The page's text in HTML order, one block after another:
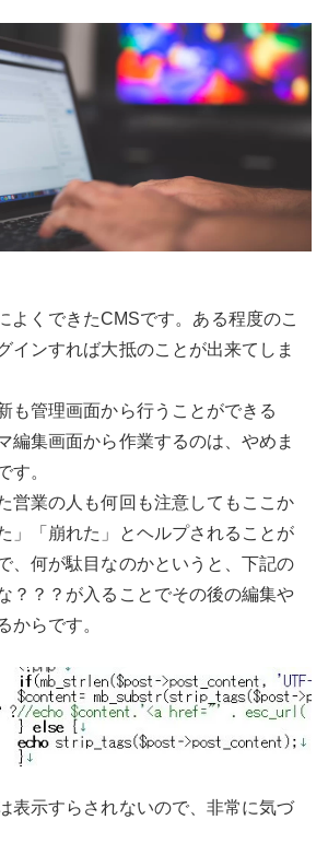
よくできたCMSです。ある程度のこ
インすれば大抵のことが出来てしま
も管理画面から行うことができる
編集画面から作業するのは、やめま
す。
営業の人も何回も注意してもここか
」「崩れた」とヘルプされることが
、何が駄目なのかというと、下記の
？？？が入ることでその後の編集や
からです。
表示すらされないので、非常に気づ